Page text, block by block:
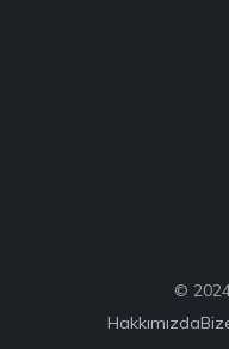
©
Hakkımızda